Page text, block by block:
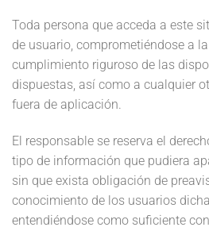
Toda persona que acceda a este
de usuario, comprometiéndose a
cumplimiento riguroso de las
dispuestas, así como a cualquier
fuera de aplicación.
El responsable se reserva el
tipo de información que pudiera
sin que exista obligación de
conocimiento de los usuarios
entendiéndose como suficiente